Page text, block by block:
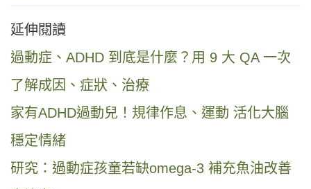
延伸閱讀
過動症、ADHD 到底是什麼？用 9 大 QA 一次
了解成因、症狀、治療
家有ADHD過動兒！規律作息、運動 活化大腦
穩定情緒
研究：過動症孩童若缺omega-3 補充魚油改善